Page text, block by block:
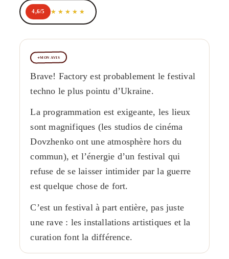
4,6/5
MON AVIS
Brave! Factory est probablement le festival
techno le plus pointu d’Ukraine.
La programmation est exigeante, les lieux
sont magnifiques (les studios de cinéma
Dovzhenko ont une atmosphère hors du
commun), et l’énergie d’un festival qui
refuse de se laisser intimider par la guerre
est quelque chose de fort.
C’est un festival à part entière, pas juste
une rave : les installations artistiques et la
curation font la différence.